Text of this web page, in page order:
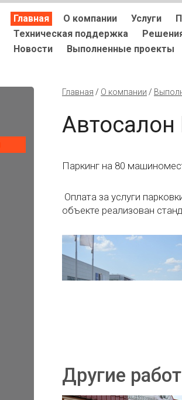
Главная О компании Услуги
Техническая поддержка
Новости
Выполненные проекты
Главная / О компании /
Паркинг на 80
Оплата за услуги
объекте реализован
Другие